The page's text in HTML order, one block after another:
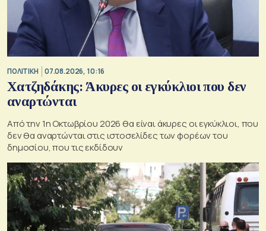
ΠΟΛΙΤΙΚΗ 07.08.2026, 10:16
Χατζηδάκης: Άκυρες οι εγκύκλιοι που δεν
αναρτώνται
Από την 1η Οκτωβρίου 2026 θα είναι άκυρες οι εγκύκλιοι, που
δεν θα αναρτώνται στις ιστοσελίδες των φορέων του
δημοσίου, που τις εκδίδουν